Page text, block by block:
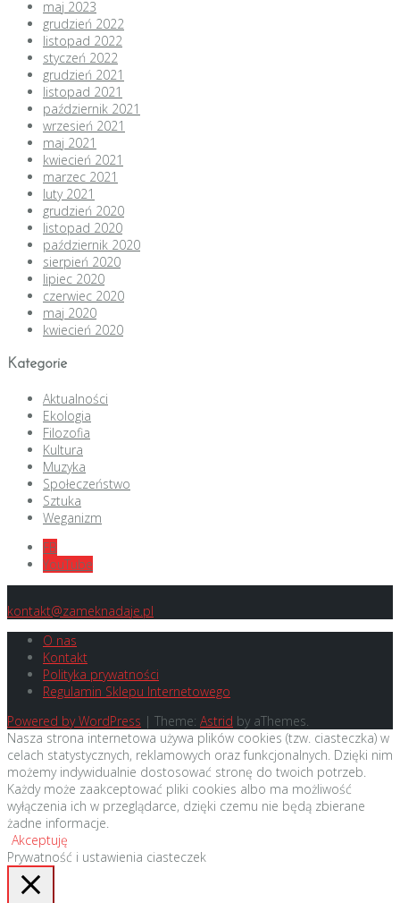
maj 2023
grudzień 2022
listopad 2022
styczeń 2022
grudzień 2021
listopad 2021
październik 2021
wrzesień 2021
maj 2021
kwiecień 2021
marzec 2021
luty 2021
grudzień 2020
listopad 2020
październik 2020
sierpień 2020
lipiec 2020
czerwiec 2020
maj 2020
kwiecień 2020
Kategorie
Aktualności
Ekologia
Filozofia
Kultura
Muzyka
Społeczeństwo
Sztuka
Weganizm
FB
YouTube
kontakt@zameknadaje.pl
O nas
Kontakt
Polityka prywatności
Regulamin Sklepu Internetowego
Powered by WordPress | Theme: Astrid by aThemes.
Nasza strona internetowa używa plików cookies (tzw. ciasteczka) w
celach statystycznych, reklamowych oraz funkcjonalnych. Dzięki nim
możemy indywidualnie dostosować stronę do twoich potrzeb.
Każdy może zaakceptować pliki cookies albo ma możliwość
wyłączenia ich w przeglądarce, dzięki czemu nie będą zbierane
żadne informacje.
Akceptuję
Prywatność i ustawienia ciasteczek